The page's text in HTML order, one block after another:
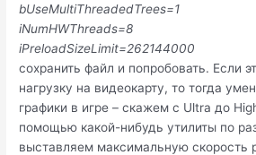
bUseMultiThreadedTrees=1
iNumHWThreads=8
iPreloadSizeLimit=262144000
сохранить файл и попробовать. Если
нагрузку на видеокарту, то тогда
графики в игре – скажем с Ultra до
помощью какой-нибудь утилиты по
выставляем максимальную скорость